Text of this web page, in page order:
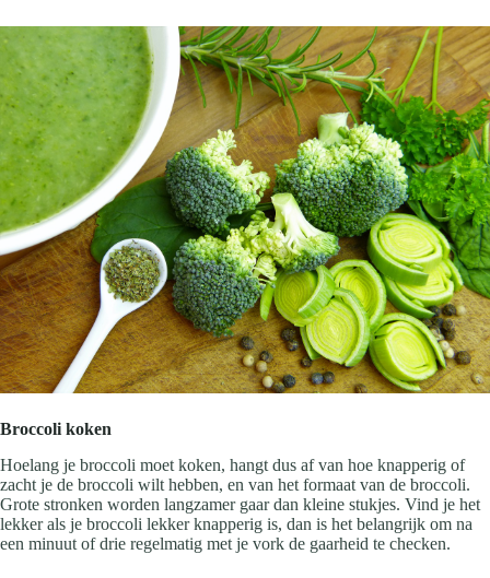
Broccoli koken
Hoelang je broccoli moet koken, hangt dus af van hoe knapperig of
zacht je de broccoli wilt hebben, en van het formaat van de broccoli.
Grote stronken worden langzamer gaar dan kleine stukjes. Vind je het
lekker als je broccoli lekker knapperig is, dan is het belangrijk om na
een minuut of drie regelmatig met je vork de gaarheid te checken.